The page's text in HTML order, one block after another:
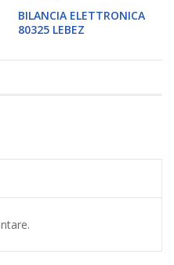
BILANCIA ELETTRONICA
80325 LEBEZ